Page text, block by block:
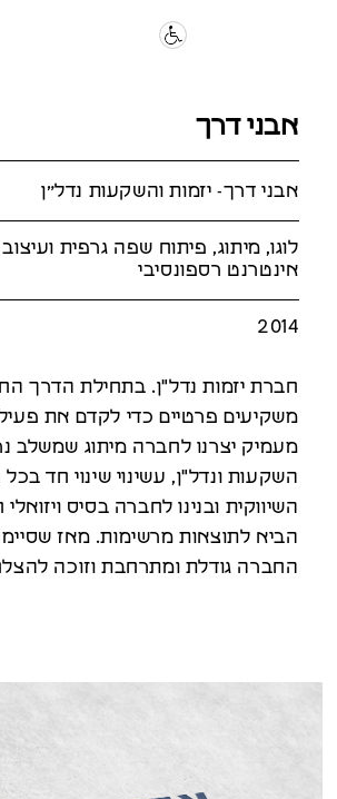
אבני דרך
אבני דרך- יזמות והשקעות נדל״ן
לוגו, מיתוג, פיתוח שפה גרפית
אינטרנט רספונסיבי
2014
חברת יזמות נדל"ן. בתחילת הדרך
משקיעים פרטיים כדי לקדם את
מעמיק יצרנו לחברה מיתוג שמשלב
השקעות ונדל"ן, עשינוי שינוי חד
השיווקית ובנינו לחברה בסיס
הביא לתוצאות מרשימות. מאז
החברה גודלת ומתרחבת וזוכה